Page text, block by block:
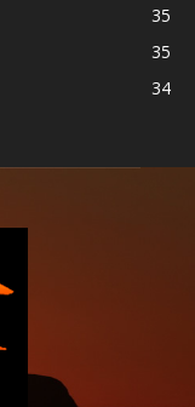
35
35
34